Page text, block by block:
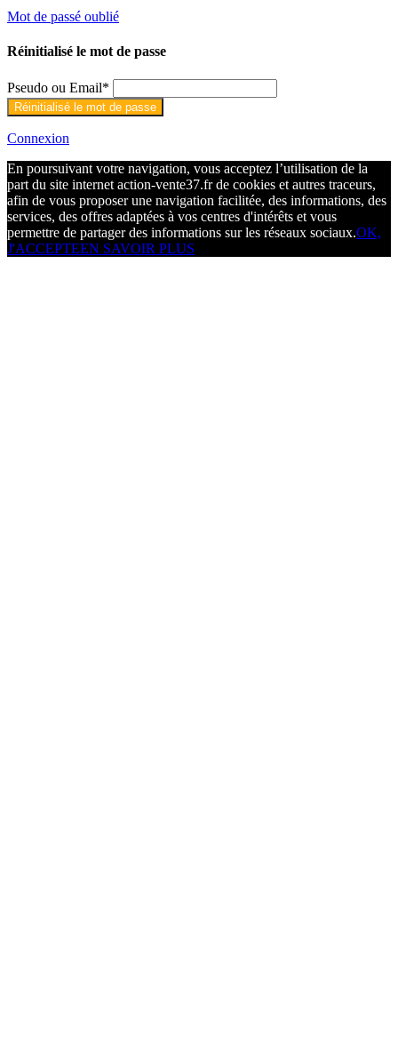
Mot de passé oublié
Réinitialisé le mot de passe
Pseudo ou Email*
Connexion
En poursuivant votre navigation, vous acceptez l’utilisation de la
part du site internet action-vente37.fr de cookies et autres traceurs,
afin de vous proposer une navigation facilitée, des informations, des
services, des offres adaptées à vos centres d'intérêts et vous
permettre de partager des informations sur les réseaux sociaux.OK,
J'ACCEPTEEN SAVOIR PLUS